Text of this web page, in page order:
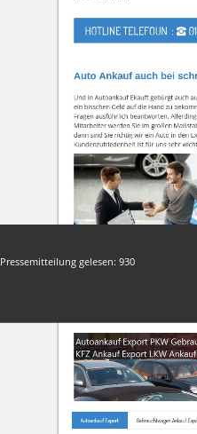
Pressemitteilung gelesen: 930